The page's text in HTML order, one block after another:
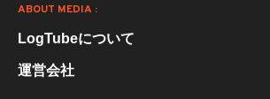
ABOUT MEDIA :
LogTubeについて
運営会社